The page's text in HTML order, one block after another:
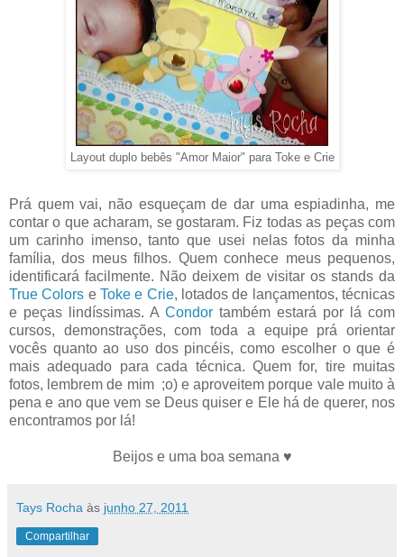
Layout duplo bebês "Amor Maior" para Toke e Crie
Prá quem vai, não esqueçam de dar uma espiadinha, me
contar o que acharam, se gostaram. Fiz todas as peças com
um carinho imenso, tanto que usei nelas fotos da minha
família, dos meus filhos. Quem conhece meus pequenos,
identificará facilmente. Não deixem de visitar os stands da
True Colors eToke e Crie, lotados de lançamentos, técnicas
e peças lindíssimas. A Condor também estará por lá com
cursos, demonstrações, com toda a equipe prá orientar
vocês quanto ao uso dos pincéis, como escolher o que é
mais adequado para cada técnica. Quem for, tire muitas
fotos, lembrem de mim ;o) e aproveitem porque vale muito à
pena e ano que vem se Deus quiser e Ele há de querer, nos
encontramos por lá!
Beijos e uma boa semana ♥
Tays Rocha às junho 27, 2011
Compartilhar